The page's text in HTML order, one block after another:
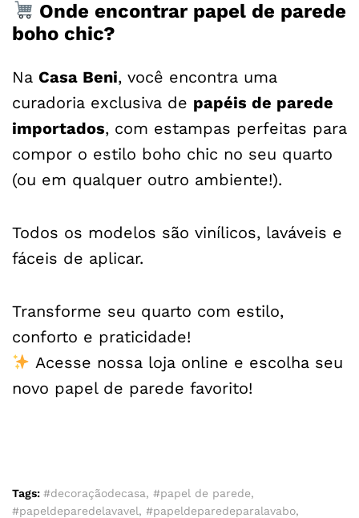
Onde encontrar papel de parede
boho chic?
Na Casa Beni, você encontra uma
curadoria exclusiva de papéis de parede
importados, com estampas perfeitas para
compor o estilo boho chic no seu quarto
(ou em qualquer outro ambiente!).
Todos os modelos são vinílicos, laváveis e
fáceis de aplicar.
Transforme seu quarto com estilo,
conforto e praticidade!
Acesse nossa loja online e escolha seu
novo papel de parede favorito!
Tags: #decoraçãodecasa, #papel de parede,
#papeldeparedelavavel, #papeldeparedeparalavabo,